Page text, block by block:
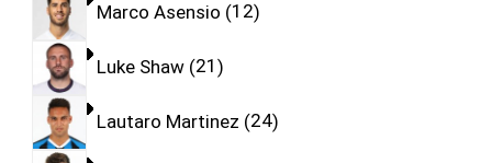
Marco Asensio 12
Luke Shaw 21
Lautaro Martinez 24